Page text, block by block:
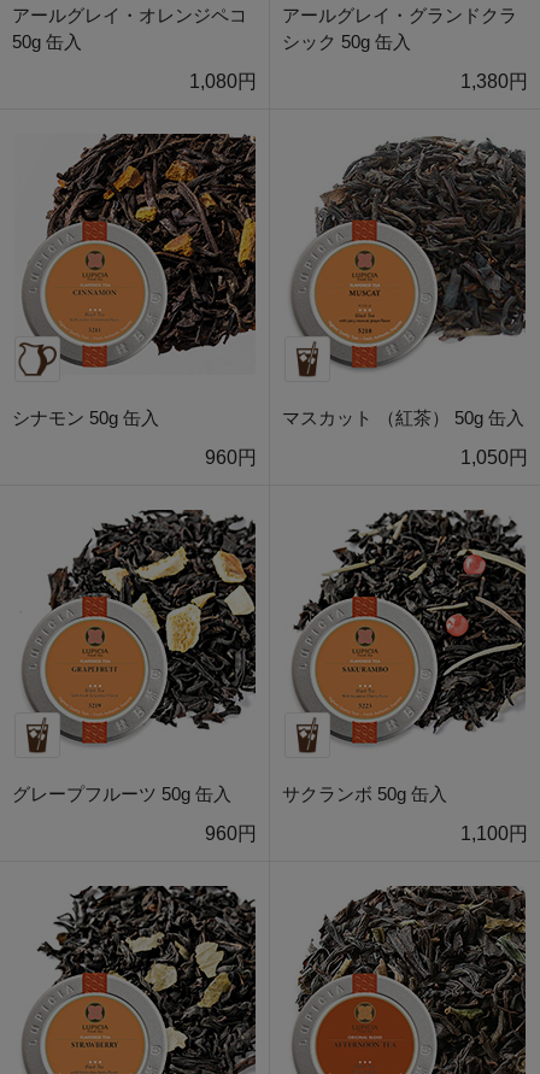
アールグレイ・オレンジペコ
50g 缶入
1,080円
アールグレイ・グランドクラ
シック 50g 缶入
1,380円
シナモン 50g 缶入
960円
マスカット （紅茶） 50g 缶入
1,050円
グレープフルーツ 50g 缶入
960円
サクランボ 50g 缶入
1,100円